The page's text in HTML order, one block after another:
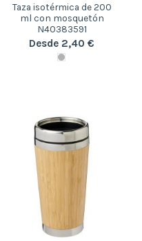
Taza isotérmica de 200
ml con mosquetón
N40383591
Desde 2,40 €